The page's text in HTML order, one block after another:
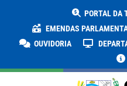
PORTAL DA
EMENDAS
OUVIDORIA